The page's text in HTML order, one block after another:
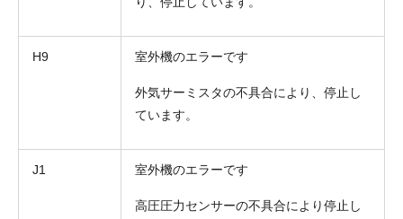
H9 室外機のエラーです
外気サーミスタの不具合により、停止し
ています。
J1 室外機のエラーです
高圧圧力センサーの不具合により停止し